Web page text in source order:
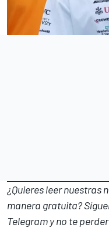
¿Quieres leer nuestras
manera gratuita?
Telegramy no te